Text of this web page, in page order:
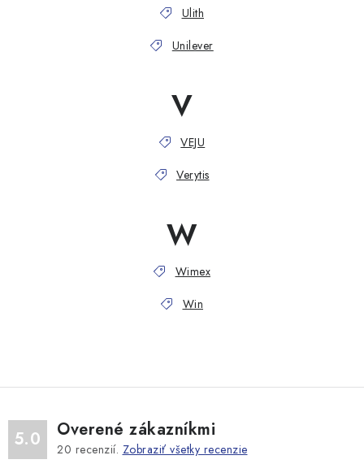
Ulith
Unilever
V
VEJU
Verytis
W
Wimex
Win
5.0 Overené zákazníkmi
20 recenzií. Zobraziť všetky recenzie